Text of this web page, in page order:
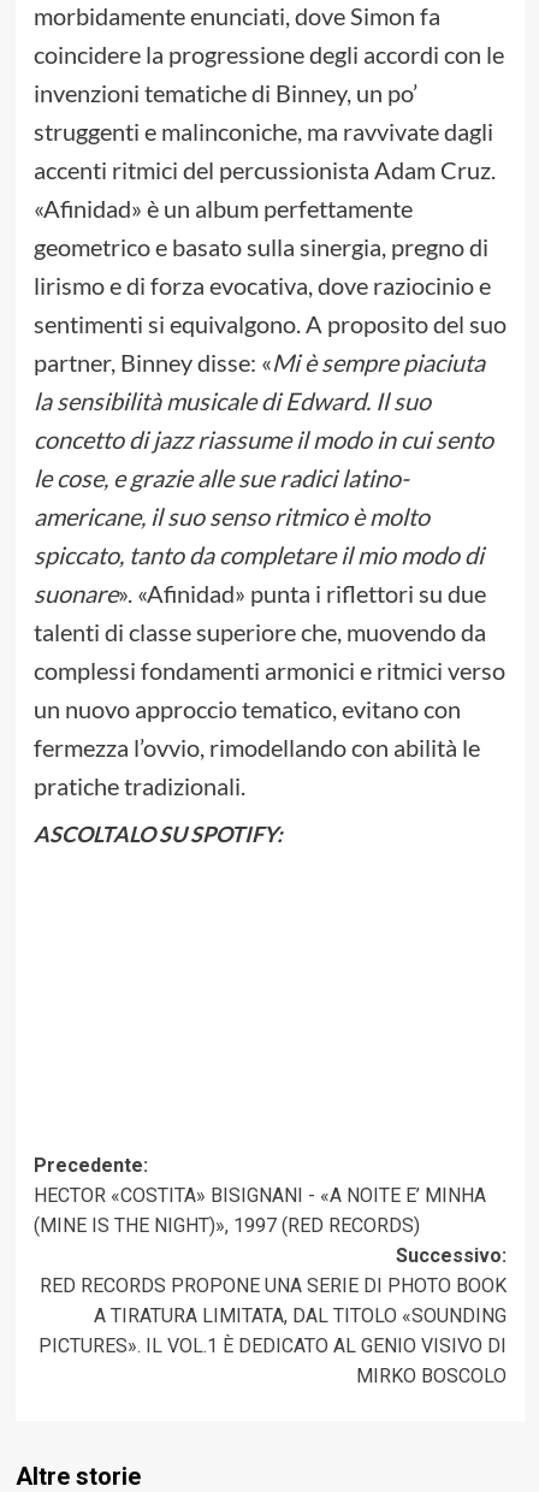
morbidamente enunciati, dove Simon fa
coincidere la progressione degli accordi con le
invenzioni tematiche di Binney, un po’
struggenti e malinconiche, ma ravvivate dagli
accenti ritmici del percussionista Adam Cruz.
«Afinidad» è un album perfettamente
geometrico e basato sulla sinergia, pregno di
lirismo e di forza evocativa, dove raziocinio e
sentimenti si equivalgono. A proposito del suo
partner, Binney disse: «Mi è sempre piaciuta
la sensibilità musicale di Edward. Il suo
concetto di jazz riassume il modo in cui sento
le cose, e grazie alle sue radici latino-
americane, il suo senso ritmico è molto
spiccato, tanto da completare il mio modo di
suonare». «Afinidad» punta i riflettori su due
talenti di classe superiore che, muovendo da
complessi fondamenti armonici e ritmici verso
un nuovo approccio tematico, evitano con
fermezza l’ovvio, rimodellando con abilità le
pratiche tradizionali.
ASCOLTALO SU SPOTIFY:
Navigazione
articolo
Precedente:
HECTOR «COSTITA» BISIGNANI ‎- «A NOITE E’ MINHA
(MINE IS THE NIGHT)», 1997 (RED RECORDS)
Successivo:
RED RECORDS PROPONE UNA SERIE DI PHOTO BOOK
A TIRATURA LIMITATA, DAL TITOLO «SOUNDING
PICTURES». IL VOL.1 È DEDICATO AL GENIO VISIVO DI
MIRKO BOSCOLO
Altre storie